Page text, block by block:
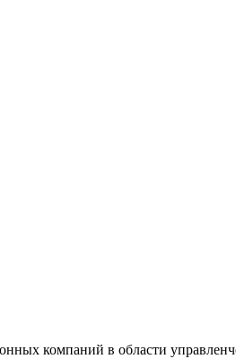
компаний в области